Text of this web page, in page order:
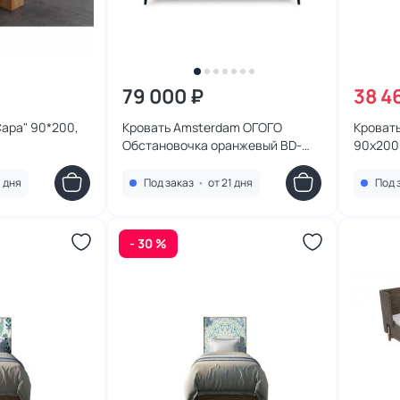
90*200,
дня
79 000 ₽
Кровать Amsterdam ОГОГО
Обстановочка оранжевый BD-
Под заказ • от 21 дня
38
Под
- 30 %